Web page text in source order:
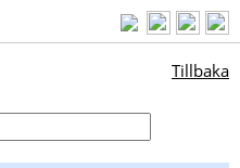
Tillbaka